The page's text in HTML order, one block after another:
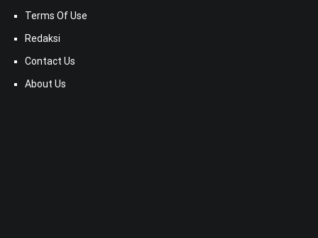
Terms Of Use
Redaksi
Contact Us
About Us